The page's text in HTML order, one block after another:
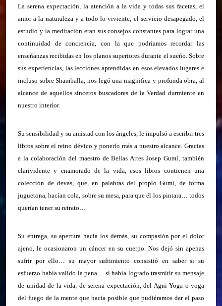
La serena expectación, la atención a la vida y todas sus facetas, el
amor a la naturaleza y a todo lo viviente, el servicio desapegado, el
estudio y la meditación eran sus consejos constantes para lograr una
continuidad de conciencia, con la que podríamos recordar las
enseñanzas recibidas en los planos superiores durante el sueño. Sobre
sus experiencias, las lecciones aprendidas en esos elevados lugares e
incluso sobre Shamballa, nos legó una magnifica y profunda obra, al
alcance de aquellos sinceros buscadores de la Verdad durmiente en
nuestro interior.
Su sensibilidad y su amistad con los ángeles, le impulsó a escribir tres
libros sobre el reino dévico y ponerlo más a nuestro alcance. Gracias
a la colaboración del maestro de Bellas Artes Josep Gumí, también
clarividente y enamorado de la vida, esos libros contienen una
colección de devas, que, en palabras del propio Gumí, de forma
juguetona, hacían cola, sobre su mesa, para que él los pintara… todos
querían tener su retrato…
Su entrega, su apertura hacia los demás, su compasión por el dolor
ajeno, le ocasionaron un cáncer en su cuerpo. Nos dejó sin apenas
sufrir por ello… su mayor sufrimiento consistió en saber si su
esfuerzo había valido la pena… si había logrado trasmitir su mensaje
de unidad de la vida, de serena expectación, del Agni Yoga o yoga
del fuego de la mente que hacía posible que pudiéramos dar el paso